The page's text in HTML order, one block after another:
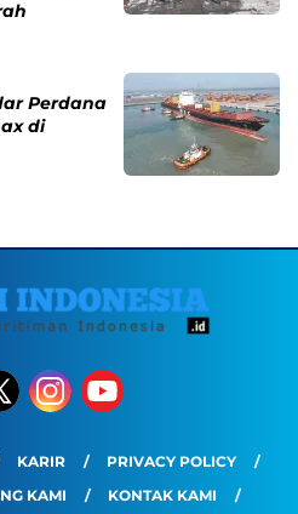
Perdana
di
KARIR
PRIVACY POLICY
KAMI KONTAK KAMI